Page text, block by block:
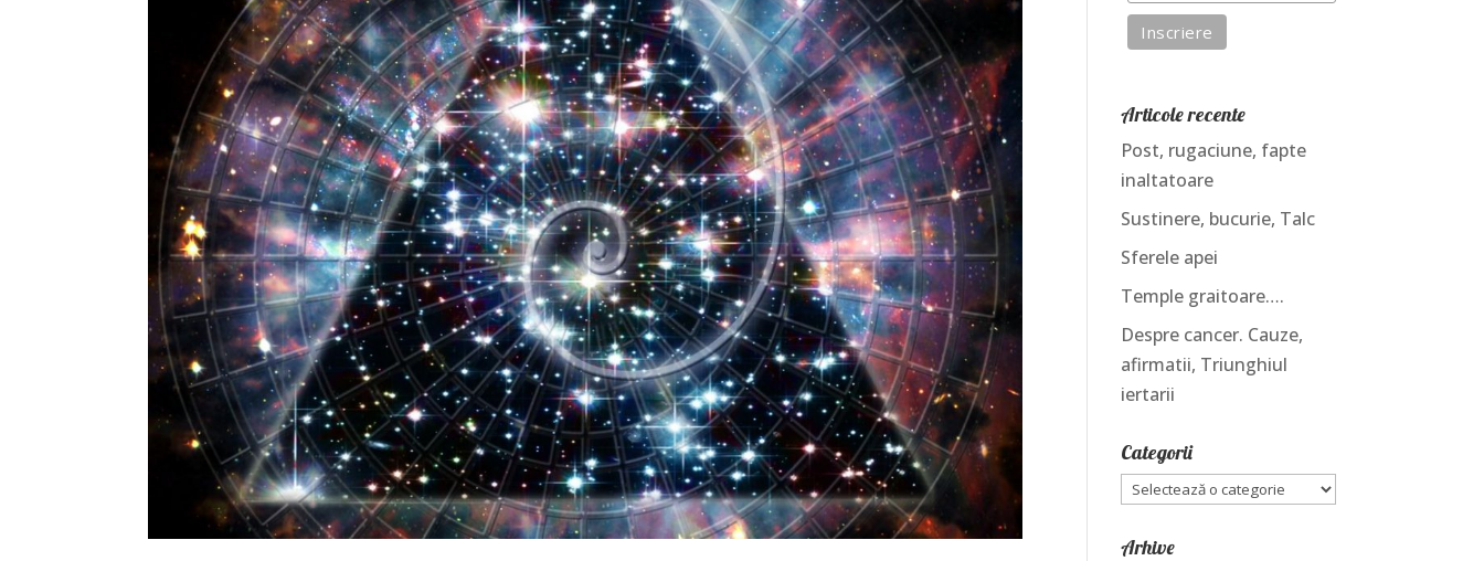
Articole recente
Post, rugaciune, fapte
inaltatoare
Sustinere, bucurie, Talc
Sferele apei
Temple graitoare….
Despre cancer. Cauze,
afirmatii, Triunghiul
iertarii
Categorii
Categorii
Arhive